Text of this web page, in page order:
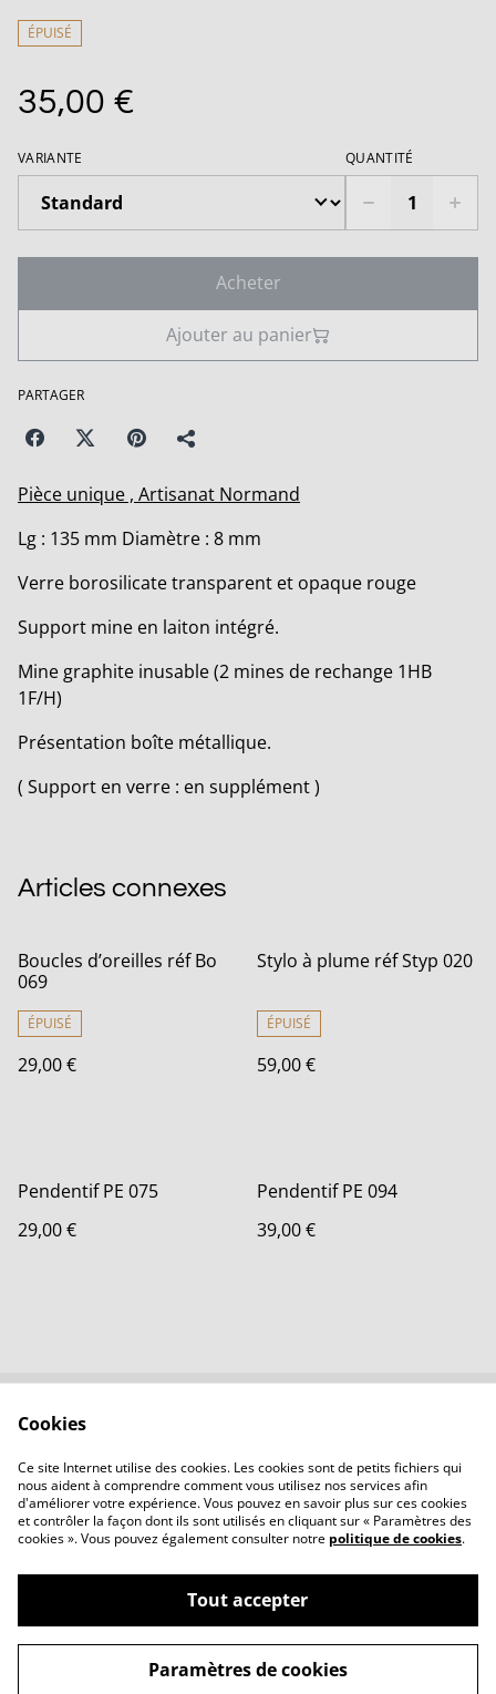
ÉPUISÉ
35,00 €
VARIANTE QUANTITÉ
Acheter
Ajouter au panier
PARTAGER
Pièce unique , Artisanat Normand
Lg : 135 mm Diamètre : 8 mm
Verre borosilicate transparent et opaque rouge
Support mine en laiton intégré.
Mine graphite inusable (2 mines de rechange 1HB
1F/H)
Présentation boîte métallique.
( Support en verre : en supplément )
Articles connexes
Boucles d’oreilles réf Bo
069
ÉPUISÉ
29,00 €
Stylo à plume réf Styp 020
ÉPUISÉ
59,00 €
Pendentif PE 075
29,00 €
Pendentif PE 094
39,00 €
Politique de
confidentialité
Politique de cookies
©2026LBVerre
powered by
Cookies
Ce site Internet utilise des cookies. Les cookies sont de petits fichiers qui
nous aident à comprendre comment vous utilisez nos services afin
d'améliorer votre expérience. Vous pouvez en savoir plus sur ces cookies
et contrôler la façon dont ils sont utilisés en cliquant sur « Paramètres des
cookies ». Vous pouvez également consulter notre politique de cookies.
Tout accepter
Paramètres de cookies